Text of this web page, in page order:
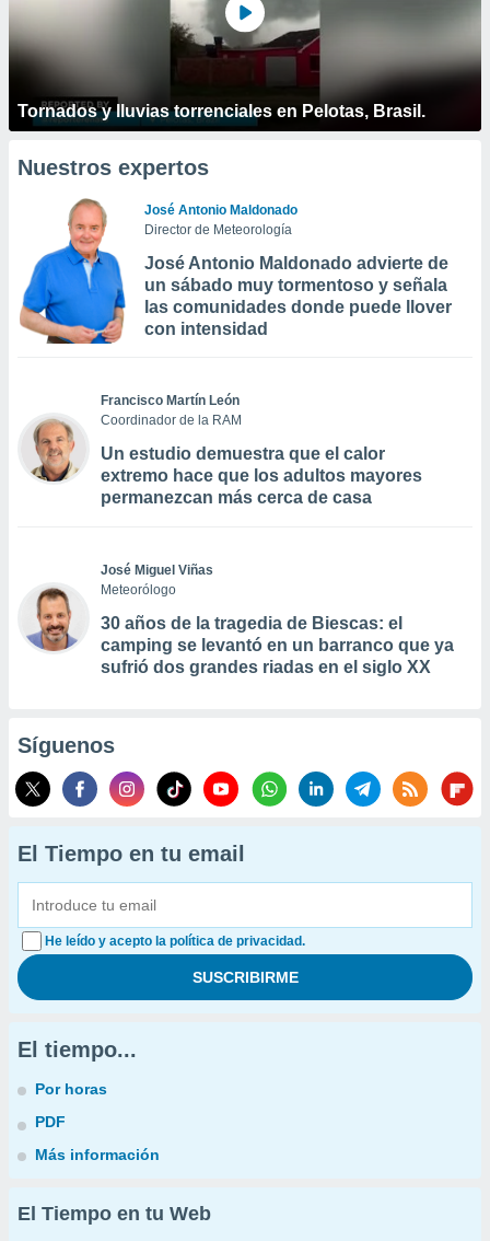
Tornados y lluvias torrenciales en Pelotas, Brasil.
Nuestros expertos
José Antonio Maldonado
Director de Meteorología
José Antonio Maldonado advierte de
un sábado muy tormentoso y señala
las comunidades donde puede llover
con intensidad
Francisco Martín León
Coordinador de la RAM
Un estudio demuestra que el calor
extremo hace que los adultos mayores
permanezcan más cerca de casa
José Miguel Viñas
Meteorólogo
30 años de la tragedia de Biescas: el
camping se levantó en un barranco que ya
sufrió dos grandes riadas en el siglo XX
Síguenos
El Tiempo en tu email
He leído y acepto la política de privacidad.
El tiempo...
Por horas
PDF
Más información
El Tiempo en tu Web